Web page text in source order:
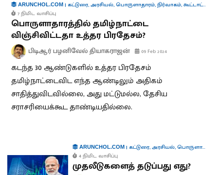
ARUNCHOL.COM | கட்டுரை,அரசியல்,பொருளாதாரம்,நிர்வாகம்,கூட்டாட்சி
7 நிமிட வாசிப்பு
பொருளாதாரத்தில் தமிழ்நாட்டை
விஞ்சிவிட்டதா உத்தர பிரதேசம்?
பிடிஆர் பழனிவேல் தியாகராஜன் 09 Feb 2024
கடந்த 30 ஆண்டுகளில் உத்தர பிரதேசம்
தமிழ்நாட்டைவிட எந்த ஆண்டிலும் அதிகம்
சாதித்துவிடவில்லை, அது மட்டுமல்ல, தேசிய
சராசரியைக்கூட தாண்டியதில்லை.
ARUNCHOL.COM| கட்டுரை,அரசியல்,பொருளாதாரம்
4 நிமிட வாசிப்பு
முதலீடுகளைத் தடுப்பது எது?